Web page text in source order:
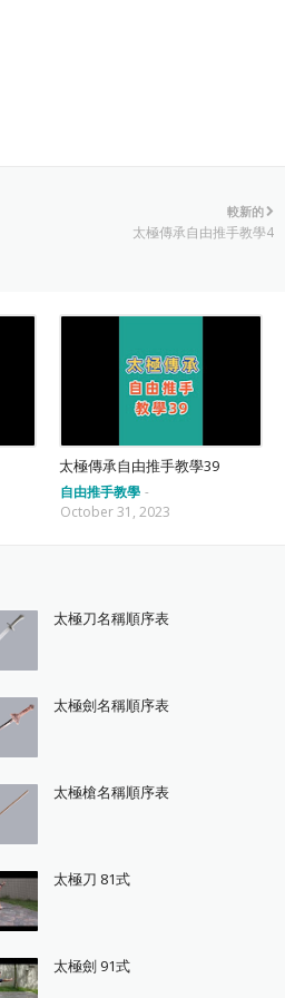
較新的
太極傳承自由推手教學4
太極傳承自由推手教學39
自由推手教學 -
October 31, 2023
太極刀名稱順序表
太極劍名稱順序表
太極槍名稱順序表
太極刀 81式
太極劍 91式